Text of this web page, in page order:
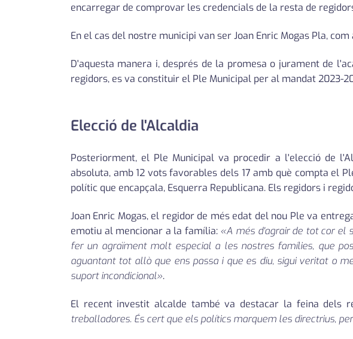
encarregar de comprovar les credencials de la resta de
En el cas del nostre municipi van ser Joan Enric Mogas Pla,
D'aquesta manera i, després de la promesa o jurament de
regidors, es va constituir el Ple Municipal per al mandat 2023-
Elecció de l'Alcaldia
Posteriorment, el Ple Municipal va procedir a l'elecció de
absoluta, amb 12 vots favorables dels 17 amb què compta el
polític que encapçala, Esquerra Republicana. Els regidors i
Joan Enric Mogas, el regidor de més edat del nou Ple va
emotiu al mencionar a la família: «A més d'agrair de tot cor el
fer un agraïment molt especial a les nostres famílies, que
aguantant tot allò que ens passa i que es diu, sigui veritat o
suport incondicional».
El recent investit alcalde també va destacar la feina dels
treballadores. És cert que els polítics marquem les directrius,